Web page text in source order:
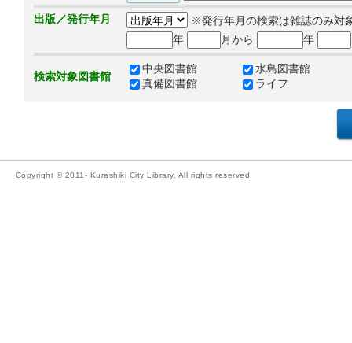
出版／発行年月
※発行年月の検索は雑誌のみ対
年
月から 年
検索対象図書館
中央図書館
水島図書館
真備図書館
ライフ
Copyright © 2011- Kurashiki City Library. All rights reserved.